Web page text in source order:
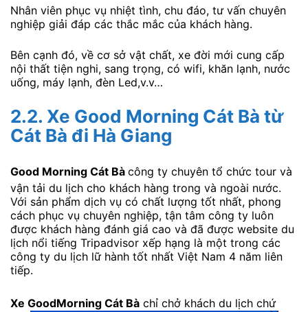
Nhân viên phục vụ nhiệt tình, chu đáo, tư vấn chuyên
nghiệp giải đáp các thắc mắc của khách hàng.
Bên cạnh đó, về cơ sở vật chất, xe đời mới cung cấp
nội thất tiện nghi, sang trọng, có wifi, khăn lạnh, nước
uống, máy lạnh, đèn Led,v.v…
2.2. Xe Good Morning Cát Bà từ
Cát Bà đi Hà Giang
Good Morning Cát Bà công ty chuyên tổ chức tour và
vận tải du lịch cho khách hàng trong và ngoài nước.
Với sản phẩm dịch vụ có chất lượng tốt nhất, phong
cách phục vụ chuyên nghiệp, tận tâm công ty luôn
được khách hàng đánh giá cao và đã được website du
lịch nổi tiếng Tripadvisor xếp hạng là một trong các
công ty du lịch lữ hành tốt nhất Việt Nam 4 năm liên
tiếp.
Xe GoodMorning Cát Bà chỉ chở khách du lịch chứ